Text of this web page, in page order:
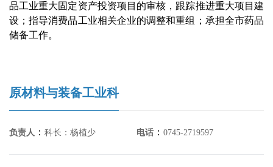
品工业重大固定资产投资项目的审核，跟踪推进重大项目建
设；指导消费品工业相关企业的调整和重组；承担全市药品
储备工作。
原材料与装备工业科
负责人 ： 科长：杨植少 电话 ： 0745-2719597